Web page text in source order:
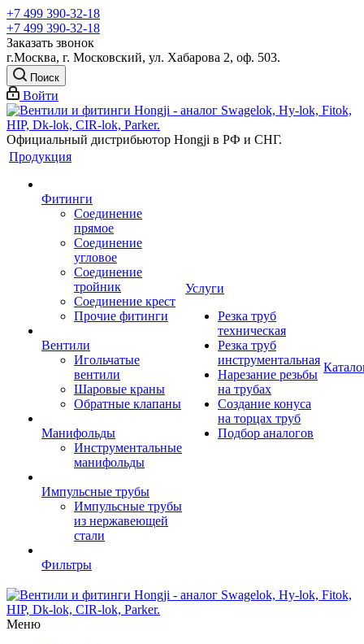
+7 499 390-32-18
+7 499 390-32-18
Заказать звонок
г.Москва, г. Московский, ул. Хабарова 2, оф. 503.
Поиск
Войти
Официальный дистрибьютор Hongji в РФ и СНГ.
Продукция
Фитинги
Соединение
прямое
Соединение
угловое
Соединение
тройник
Соединение крест
Прочие фитинги
Вентили
Игольчатые
вентили
Шаровые краны
Обратные клапаны
Манифольды
Инструментальные
манифольды
Импульсные трубы
Импульсные трубы
из нержавеющей
стали
Фильтры
Услуги
Резка труб
техническая
Резка труб
инструментальная
Нарезание резьбы
на трубах
Создание конуса
на торцах труб
Подбор аналогов
Меню